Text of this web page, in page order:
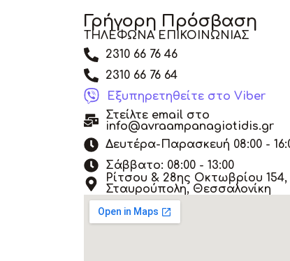
Γρήγορη Πρόσβαση
ΤΗΛΕΦΩΝΑ ΕΠΙΚΟΙΝΩΝΙΑΣ
2310 66 76 46
2310 66 76 64
Εξυπηρετηθείτε στο Viber
Στείλτε email στο
info@avraampanagiotidis.gr
Δευτέρα-Παρασκευή 08:00 -
Σάββατο: 08:00 - 13:00
Ρίτσου & 28ης Οκτωβρίου 154,
Σταυρούπολη, Θεσσαλονίκη